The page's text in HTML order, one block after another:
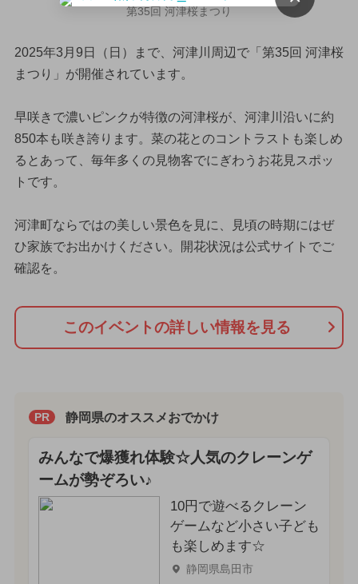
第35回 河津桜まつり
2025年3月9日（日）まで、河津川周辺で「第35回 河津桜
まつり」が開催されています。
早咲きで濃いピンクが特徴の河津桜が、河津川沿いに約
850本も咲き誇ります。菜の花とのコントラストも楽しめ
るとあって、毎年多くの見物客でにぎわうお花見スポッ
トです。
河津町ならではの美しい景色を見に、見頃の時期にはぜ
ひ家族でお出かけください。開花状況は公式サイトでご
確認を。
このイベントの詳しい情報を見る
PR 静岡県のオススメおでかけ
みんなで爆獲れ体験☆人気のクレーンゲ
ームが勢ぞろい♪
10円で遊べるクレーン
ゲームなど小さい子ども
も楽しめます☆
静岡県島田市